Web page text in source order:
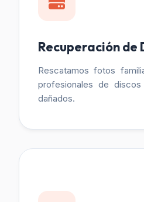
Recuperación de
Rescatamos fotos
profesionales de
dañados.